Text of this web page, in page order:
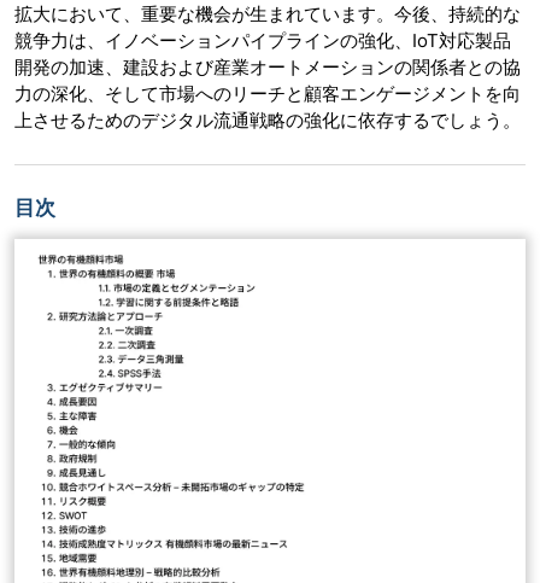
拡大において、重要な機会が生まれています。今後、持続的な
競争力は、イノベーションパイプラインの強化、IoT対応製品
開発の加速、建設および産業オートメーションの関係者との協
力の深化、そして市場へのリーチと顧客エンゲージメントを向
上させるためのデジタル流通戦略の強化に依存するでしょう。
目次